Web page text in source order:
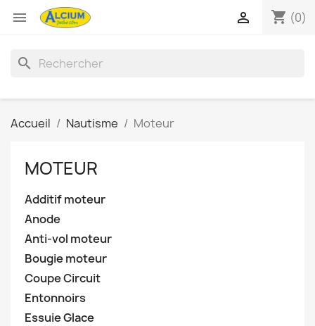
 shopping_cart (0)

search
Accueil Nautisme Moteur
MOTEUR
Additif moteur
Anode
Anti-vol moteur
Bougie moteur
Coupe Circuit
Entonnoirs
Essuie Glace